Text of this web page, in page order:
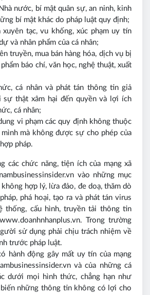
nước, bí mật quân sự, an ninh, kinh
bí mật khác do pháp luật quy định;
tạc, vu khống, xúc phạm uy tín
và nhân phẩm của cá nhân;
truyền, mua bán hàng hóa, dịch vụ bị
báo chí, văn học, nghệ thuật, xuất
cá nhân và phát tán thông tin giả
sự thật xâm hại đến quyền và lợi ích
cá nhân;
vi phạm các quy định không thuộc
mà không được sự cho phép của
pháp.
các chức năng, tiện ích của mạng xã
vào những mục
hợp lý, lừa đảo, đe doạ, thăm dò
phá hoại, tạo ra và phát tán virus
thống, cấu hình, truyền tải thông tin
Trong trường
sử dụng phải chịu trách nhiệm về
trước pháp luật.
hành động gây mất uy tín của mạng
và của những cá
dưới mọi hình thức, chẳng hạn như
những thông tin không có lợi cho